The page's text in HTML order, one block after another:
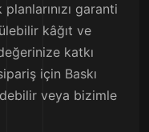
garanti
kâğıt ve
katkı
için Baskı
veya bizimle